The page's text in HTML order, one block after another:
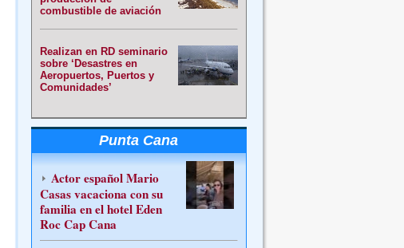
combustible de aviación
Realizan en RD seminario
sobre ‘Desastres en
Aeropuertos, Puertos y
Comunidades’
Punta Cana
Actor español Mario
Casas vacaciona con su
familia en el hotel Eden
Roc Cap Cana